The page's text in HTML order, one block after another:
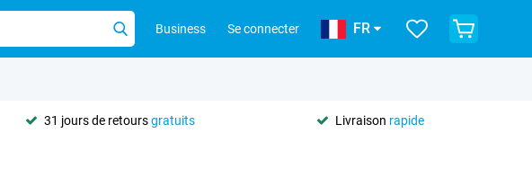
Business Se connecter FR
31 jours de retoursgratuits Livraison rapide